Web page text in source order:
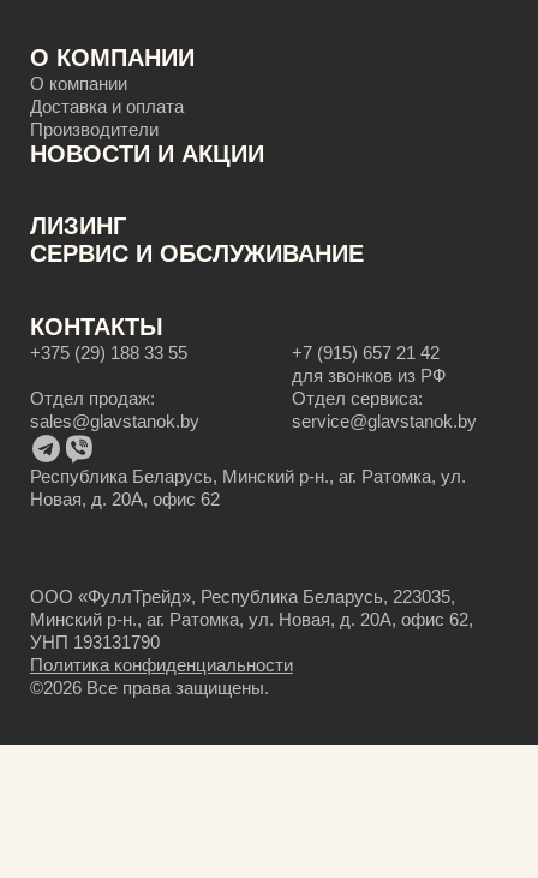
О КОМПАНИИ
О компании
Доставка и оплата
Производители
НОВОСТИ И АКЦИИ
ЛИЗИНГ
CЕРВИС И ОБСЛУЖИВАНИЕ
КОНТАКТЫ
+375 (29) 188 33 55
Отдел продаж:
sales@glavstanok.by
+7 (915) 657 21 42
для звонков из РФ
Отдел сервиса:
service@glavstanok.by
Республика Беларусь, Минский р-н., аг. Ратомка, ул.
Новая, д. 20А, офис 62
ООО «ФуллТрейд», Республика Беларусь, 223035,
Минский р-н., аг. Ратомка, ул. Новая, д. 20А, офис 62,
УНП 193131790
Политика конфиденциальности
©2026 Все права защищены.